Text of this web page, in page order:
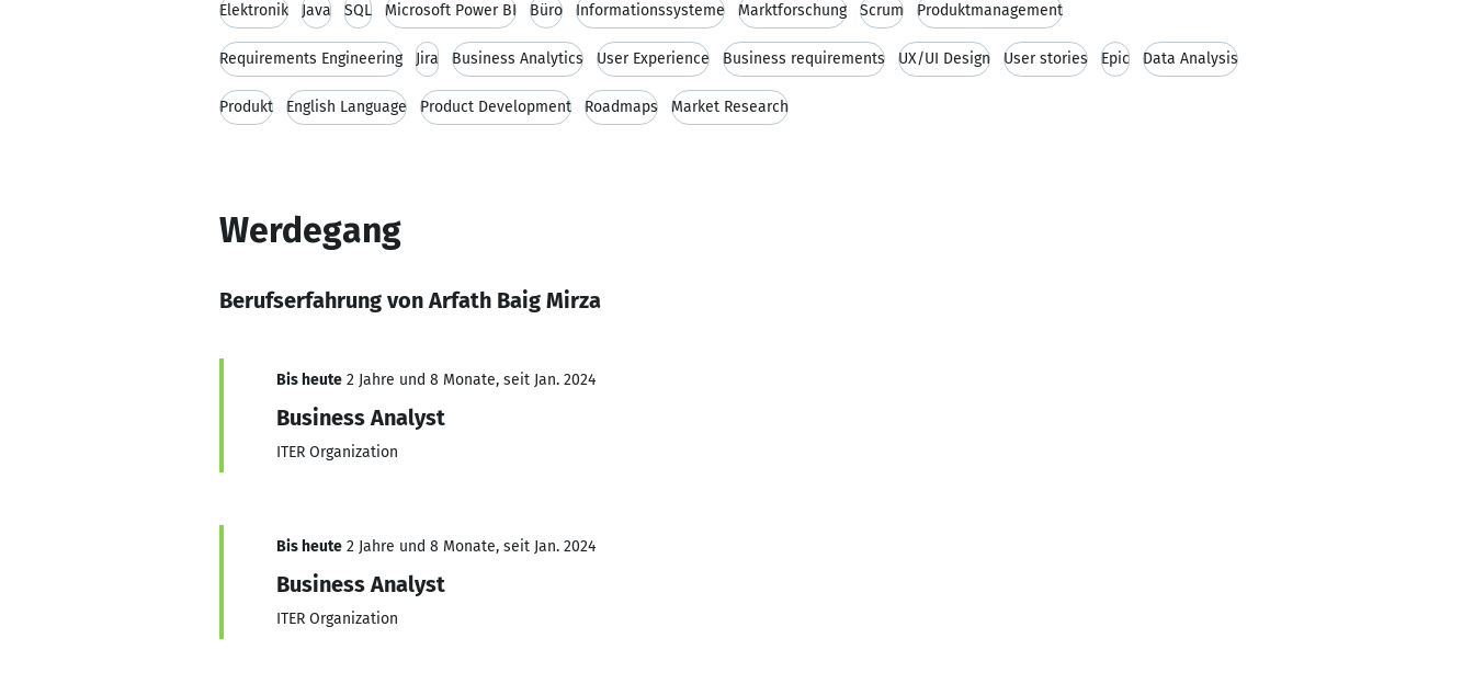
Elektronik Java SQL Microsoft Power BI Büro Informationssysteme Marktforschung Scrum Produktmanagement
Requirements Engineering Jira Business Analytics User Experience Business requirements UX/UI Design User stories Epic Data Analysis
Produkt English Language Product Development Roadmaps Market Research
Werdegang
Berufserfahrung von Arfath Baig Mirza
Bis heute 2 Jahre und 8 Monate, seit Jan. 2024
Business Analyst
ITER Organization
Bis heute 2 Jahre und 8 Monate, seit Jan. 2024
Business Analyst
ITER Organization